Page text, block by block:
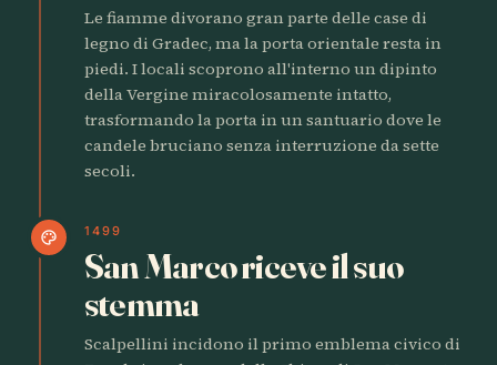
Le fiamme divorano gran parte delle case di
legno di Gradec, ma la porta orientale resta in
piedi. I locali scoprono all'interno un dipinto
della Vergine miracolosamente intatto,
trasformando la porta in un santuario dove le
candele bruciano senza interruzione da sette
secoli.
palette 1499
San Marco riceve il suo
stemma
Scalpellini incidono il primo emblema civico di